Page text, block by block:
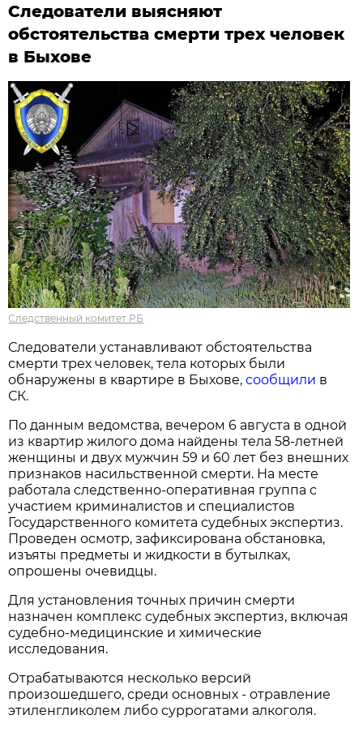
Следователи выясняют
обстоятельства смерти трех человек
в Быхове
Следственный комитет РБ
Следователи устанавливают обстоятельства
смерти трех человек, тела которых были
обнаружены в квартире в Быхове,сообщили в
СК.
По данным ведомства, вечером 6 августа в одной
из квартир жилого дома найдены тела 58-летней
женщины и двух мужчин 59 и 60 лет без внешних
признаков насильственной смерти. На месте
работала следственно-оперативная группа с
участием криминалистов и специалистов
Государственного комитета судебных экспертиз.
Проведен осмотр, зафиксирована обстановка,
изъяты предметы и жидкости в бутылках,
опрошены очевидцы.
Для установления точных причин смерти
назначен комплекс судебных экспертиз, включая
судебно-медицинские и химические
исследования.
Отрабатываются несколько версий
произошедшего, среди основных - отравление
этиленгликолем либо суррогатами алкоголя.